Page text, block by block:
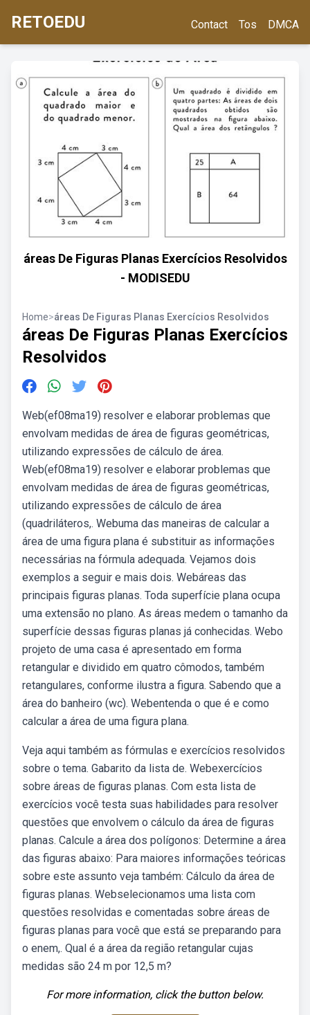
RETOEDU Contact Tos DMCA
áreas De Figuras Planas Exercícios Resolvidos
- MODISEDU
Home>áreas De Figuras Planas Exercícios Resolvidos
áreas De Figuras Planas Exercícios
Resolvidos
Web(ef08ma19) resolver e elaborar problemas que
envolvam medidas de área de figuras geométricas,
utilizando expressões de cálculo de área.
Web(ef08ma19) resolver e elaborar problemas que
envolvam medidas de área de figuras geométricas,
utilizando expressões de cálculo de área
(quadriláteros,. Webuma das maneiras de calcular a
área de uma figura plana é substituir as informações
necessárias na fórmula adequada. Vejamos dois
exemplos a seguir e mais dois. Webáreas das
principais figuras planas. Toda superfície plana ocupa
uma extensão no plano. As áreas medem o tamanho da
superfície dessas figuras planas já conhecidas. Webo
projeto de uma casa é apresentado em forma
retangular e dividido em quatro cômodos, também
retangulares, conforme ilustra a figura. Sabendo que a
área do banheiro (wc). Webentenda o que é e como
calcular a área de uma figura plana.
Veja aqui também as fórmulas e exercícios resolvidos
sobre o tema. Gabarito da lista de. Webexercícios
sobre áreas de figuras planas. Com esta lista de
exercícios você testa suas habilidades para resolver
questões que envolvem o cálculo da área de figuras
planas. Calcule a área dos polígonos: Determine a área
das figuras abaixo: Para maiores informações teóricas
sobre este assunto veja também: Cálculo da área de
figuras planas. Webselecionamos uma lista com
questões resolvidas e comentadas sobre áreas de
figuras planas para você que está se preparando para
o enem,. Qual é a área da região retangular cujas
medidas são 24 m por 12,5 m?
For more information, click the button below.